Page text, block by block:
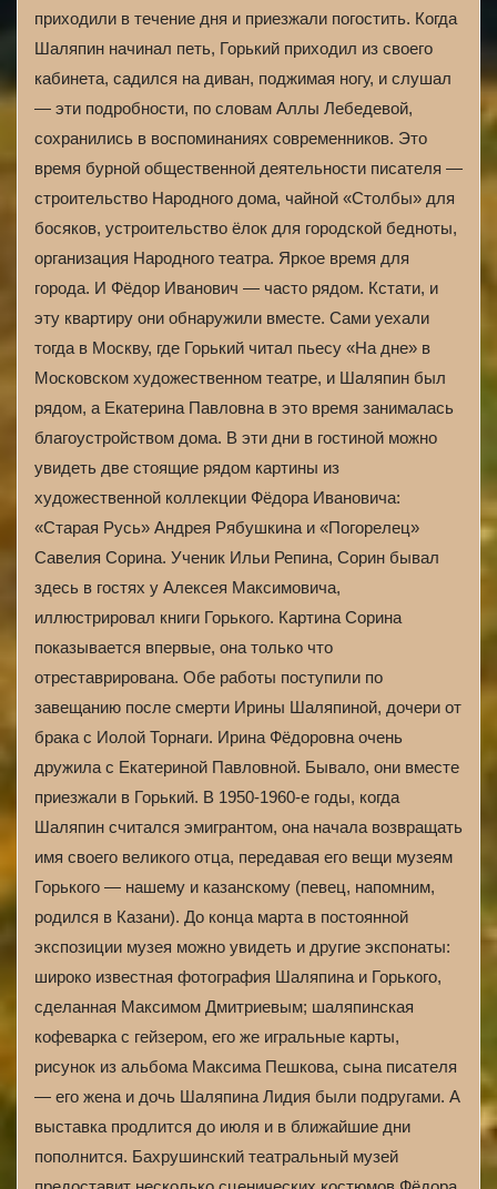
приходили в течение дня и приезжали погостить. Когда
Шаляпин начинал петь, Горький приходил из своего
кабинета, садился на диван, поджимая ногу, и слушал
— эти подробности, по словам Аллы Лебедевой,
сохранились в воспоминаниях современников. Это
время бурной общественной деятельности писателя —
строительство Народного дома, чайной «Столбы» для
босяков, устроительство ёлок для городской бедноты,
организация Народного театра. Яркое время для
города. И Фёдор Иванович — часто рядом. Кстати, и
эту квартиру они обнаружили вместе. Сами уехали
тогда в Москву, где Горький читал пьесу «На дне» в
Московском художественном театре, и Шаляпин был
рядом, а Екатерина Павловна в это время занималась
благоустройством дома. В эти дни в гостиной можно
увидеть две стоящие рядом картины из
художественной коллекции Фёдора Ивановича:
«Старая Русь» Андрея Рябушкина и «Погорелец»
Савелия Сорина. Ученик Ильи Репина, Сорин бывал
здесь в гостях у Алексея Максимовича,
иллюстрировал книги Горького. Картина Сорина
показывается впервые, она только что
отреставрирована. Обе работы поступили по
завещанию после смерти Ирины Шаляпиной, дочери от
брака с Иолой Торнаги. Ирина Фёдоровна очень
дружила с Екатериной Павловной. Бывало, они вместе
приезжали в Горький. В 1950-1960-е годы, когда
Шаляпин считался эмигрантом, она начала возвращать
имя своего великого отца, передавая его вещи музеям
Горького — нашему и казанскому (певец, напомним,
родился в Казани). До конца марта в постоянной
экспозиции музея можно увидеть и другие экспонаты:
широко известная фотография Шаляпина и Горького,
сделанная Максимом Дмитриевым; шаляпинская
кофеварка с гейзером, его же игральные карты,
рисунок из альбома Максима Пешкова, сына писателя
— его жена и дочь Шаляпина Лидия были подругами. А
выставка продлится до июля и в ближайшие дни
пополнится. Бахрушинский театральный музей